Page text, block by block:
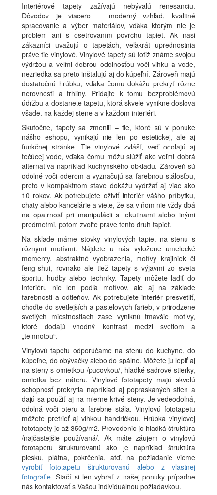
Interiérové tapety zažívajú nebývalú renesanciu.
Dôvodov je viacero – moderný vzhľad, kvalitné
spracovanie a výber materiálov, vďaka ktorým nie je
problém ani s ošetrovaním povrchu tapiet. Ak naši
zákazníci uvažujú o tapetách, veľakrát uprednostnia
práve tie vinylové. Vinylové tapety sú totiž známe svojou
výdržou a veľmi dobrou odolnosťou voči vlhku a vode,
nezriedka sa preto inštalujú aj do kúpeľní. Zároveň majú
dostatočnú hrúbku, vďaka čomu dokážu prekryť rôzne
nerovnosti a trhliny. Pridajte k tomu bezproblémovú
údržbu a dostanete tapetu, ktorá skvele vynikne doslova
všade, na každej stene a v každom interiéri.
Skutočne, tapety sa zmenili – tie, ktoré sú v ponuke
nášho eshopu, vynikajú nie len po estetickej, ale aj
funkčnej stránke. Tie vinylové zvlášť, veď odolajú aj
tečúcej vode, vďaka čomu môžu slúžiť ako veľmi dobrá
alternatíva napríklad kuchynského obkladu. Zároveň sú
odolné voči oderom a vyznačujú sa farebnou stálosťou,
preto v kompaktnom stave dokážu vydržať aj viac ako
10 rokov. Ak potrebujete oživiť interiér vášho príbytku,
chaty alebo kancelárie a viete, že sa v ňom nie vždy dbá
na opatrnosť pri manipulácii s tekutinami alebo inými
predmetmi, potom zvoľte práve tento druh tapiet.
Na sklade máme stovky vinylových tapiet na stenu s
rôznymi motívmi. Nájdete u nás vyložene umelecké
momenty, abstraktné vyobrazenia, motívy krajiniek či
feng-shui, rovnako ale tiež tapety s výjavmi zo sveta
športu, hudby alebo techniky. Tapety môžete ladiť do
interiéru nie len podľa motívov, ale aj na základe
farebnosti a odtieňov. Ak potrebujete interiér presvetliť,
choďte do svetlejších a pastelových farieb, v prirodzene
svetlých miestnostiach zase vyniknú tmavšie motívy,
ktoré dodajú vhodný kontrast medzi svetlom a
„temnotou“.
Vinylovú tapetu odporúčame na stenu do kuchyne, do
kúpeľne, do obývačky alebo do spálne. Môžete ju lepiť aj
na steny s omietkou /pucovkou/, hladké sadrové stierky,
omietka bez náteru. Vinylové fototapety majú skvelú
schopnosť prekrytia napríklad aj popraskaných stien a
dajú sa použiť aj na mierne krivé steny. Je vedeodolná,
odolná voči oteru a farebne stála. Vinylovú fototapetu
môžete pretrieť aj vlhkou handričkou. Hrúbka vinylovej
fototapety je až 350g/m2. Prevedenie je hladká štruktúra
/najčastejšie používaná/. Ak máte záujem o vinylovú
fototapetu štrukturovanú ako je napríklad štruktúra
piesku, plátna, pokrčenia, atď. na požiadanie vieme
vyrobiť fototapetu štrukturovanú alebo z vlastnej
fotografie. Stačí si len vybrať z našej ponuky prípadne
nás kontaktovať s Vašou individuálnou požiadavkou.